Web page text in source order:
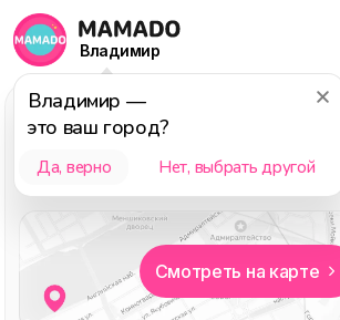
Владимир
Владимир —
это ваш город?
Да, верно Нет, выбрать другой
Бизнес
Праздник Представления
Смотреть на карте